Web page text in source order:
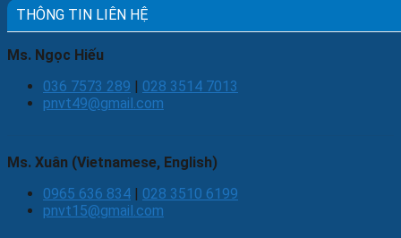
THÔNG TIN LIÊN HỆ
Ms. Ngọc Hiếu
036 7573 289 | 028 3514 7013
pnvt49@gmail.com
Ms. Xuân (Vietnamese, English)
0965 636 834 | 028 3510 6199
pnvt15@gmail.com